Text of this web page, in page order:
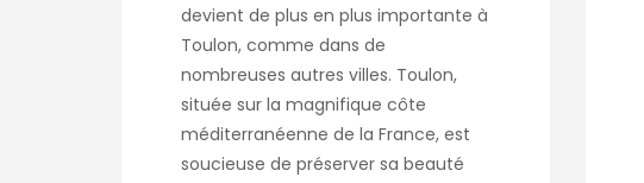
devient de plus en plus importante à
Toulon, comme dans de
nombreuses autres villes. Toulon,
située sur la magnifique côte
méditerranéenne de la France, est
soucieuse de préserver sa beauté